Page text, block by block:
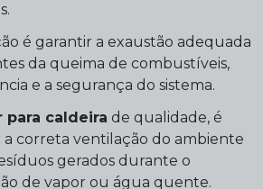
é garantir a exaustão adequada
da queima de combustíveis,
e a segurança do sistema.
para caldeira de qualidade, é
a correta ventilação do ambiente
gerados durante o
de vapor ou água quente.